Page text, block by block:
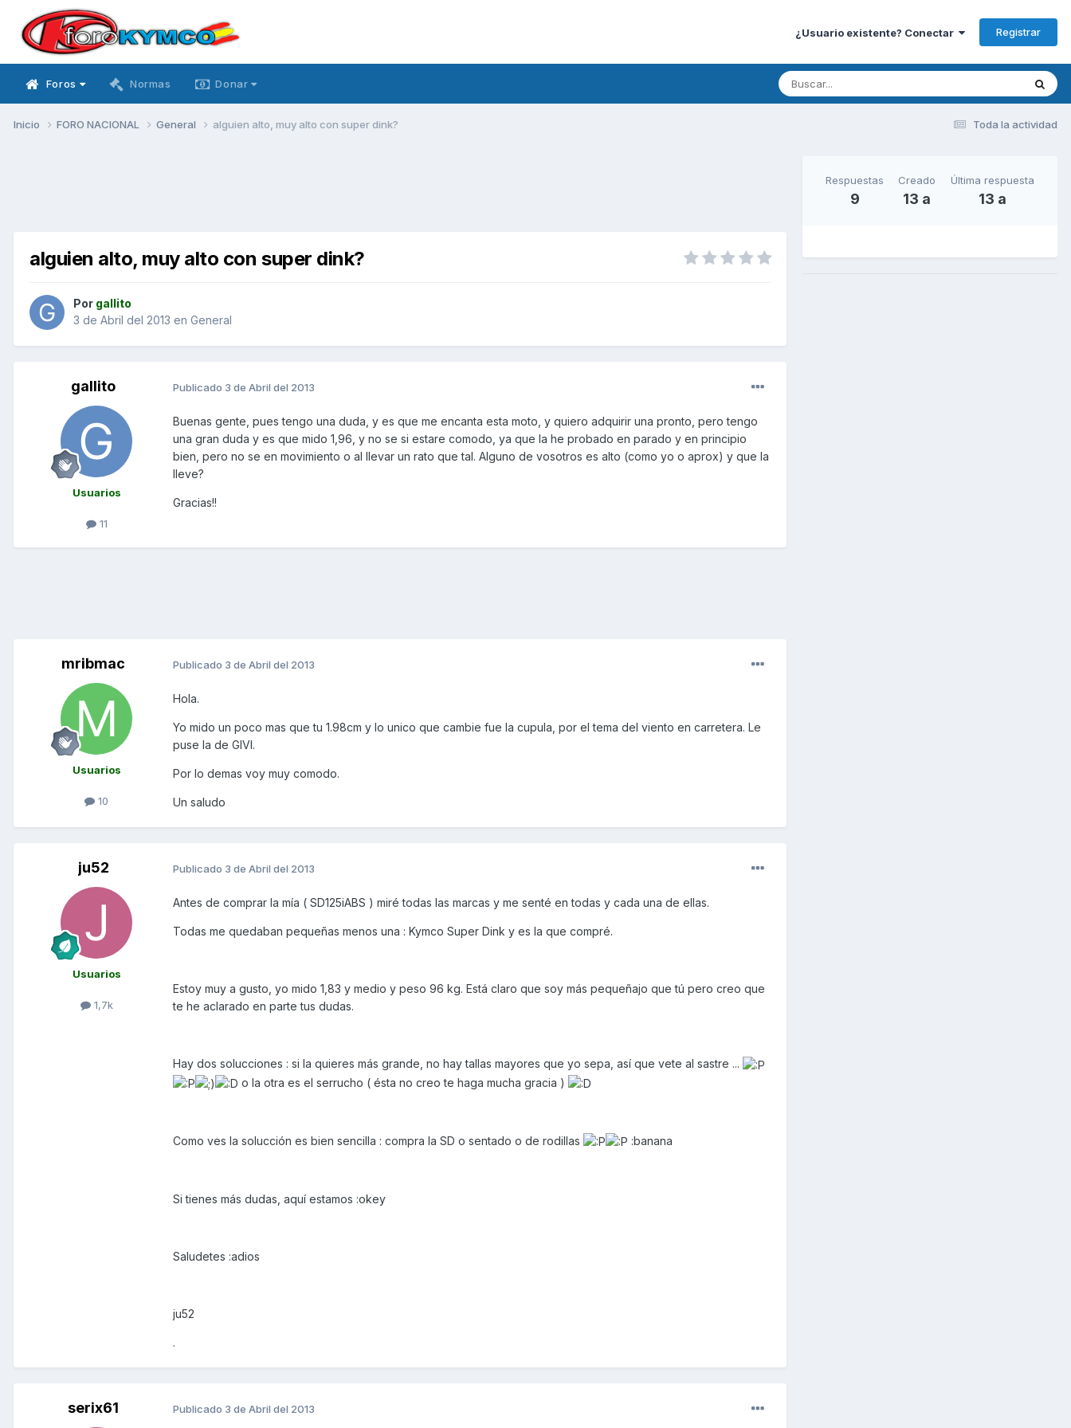
¿Usuario existente? Conectar Registrar
Foros Normas Donar
Toda la actividad
Inicio FORO NACIONAL General alguien alto, muy alto con super dink?
alguien alto, muy alto con super dink?
Por gallito
3 de Abril del 2013 en General
gallito
Usuarios
11
Publicado 3 de Abril del 2013
Buenas gente, pues tengo una duda, y es que me encanta esta moto, y quiero adquirir una pronto, pero tengo
una gran duda y es que mido 1,96, y no se si estare comodo, ya que la he probado en parado y en principio
bien, pero no se en movimiento o al llevar un rato que tal. Alguno de vosotros es alto (como yo o aprox) y que la
lleve?
Gracias!!
mribmac
Usuarios
10
Publicado 3 de Abril del 2013
Hola.
Yo mido un poco mas que tu 1.98cm y lo unico que cambie fue la cupula, por el tema del viento en carretera. Le
puse la de GIVI.
Por lo demas voy muy comodo.
Un saludo
ju52
Usuarios
1,7k
Publicado 3 de Abril del 2013
Antes de comprar la mía ( SD125iABS ) miré todas las marcas y me senté en todas y cada una de ellas.
Todas me quedaban pequeñas menos una : Kymco Super Dink y es la que compré.
Estoy muy a gusto, yo mido 1,83 y medio y peso 96 kg. Está claro que soy más pequeñajo que tú pero creo que
te he aclarado en parte tus dudas.
Hay dos solucciones : si la quieres más grande, no hay tallas mayores que yo sepa, así que vete al sastre ...
o la otra es el serrucho ( ésta no creo te haga mucha gracia )
Como ves la solucción es bien sencilla : compra la SD o sentado o de rodillas :banana
Si tienes más dudas, aquí estamos :okey
Saludetes :adios
ju52
.
serix61 Publicado 3 de Abril del 2013
Respuestas
9
Creado
13 a
Última respuesta
13 a